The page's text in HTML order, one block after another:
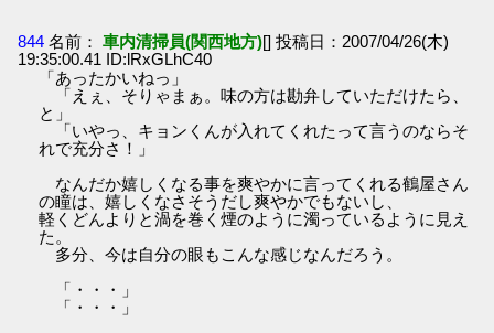
844 名前： 車内清掃員(関西地方)[] 投稿日：2007/04/26(木)
19:35:00.41 ID:lRxGLhC40
「あったかいねっ」
「えぇ、そりゃまぁ。味の方は勘弁していただけたら、
と」
「いやっ、キョンくんが入れてくれたって言うのならそ
れで充分さ！」
なんだか嬉しくなる事を爽やかに言ってくれる鶴屋さん
の瞳は、嬉しくなさそうだし爽やかでもないし、
軽くどんよりと渦を巻く煙のように濁っているように見え
た。
多分、今は自分の眼もこんな感じなんだろう。
「・・・」
「・・・」